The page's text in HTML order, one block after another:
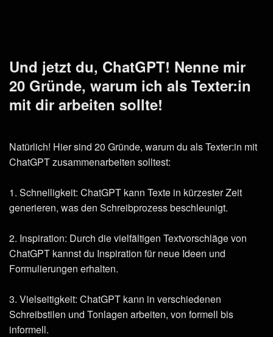
Und jetzt du, ChatGPT! Nenne mir
20 Gründe, warum ich als Texter:in
mit dir arbeiten sollte!
Natürlich! Hier sind 20 Gründe, warum du als Texter:in mit
ChatGPT zusammenarbeiten solltest:
1. Schnelligkeit: ChatGPT kann Texte in kürzester Zeit
generieren, was den Schreibprozess beschleunigt.
2. Inspiration: Durch die vielfältigen Textvorschläge von
ChatGPT kannst du Inspiration für neue Ideen und
Formulierungen erhalten.
3. Vielseitigkeit: ChatGPT kann in verschiedenen
Schreibstilen und Tonlagen arbeiten, von formell bis
informell.